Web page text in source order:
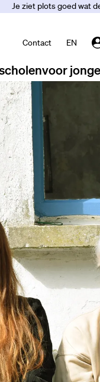
Je ziet plots goed wat
Contact EN
voor